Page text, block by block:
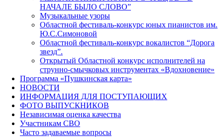
НАЧАЛЕ БЫЛО СЛОВО”
Музыкальные узоры
Областной фестиваль-конкурс юных пианистов им.
Ю.С.Симоновой
Областной фестиваль-конкурс вокалистов “Дорога
звезд”.
Открытый Областной конкурс исполнителей на
струнно-смычковых инструментах «Вдохновение»
Программа «Пушкинская карта»
НОВОСТИ
ИНФОРМАЦИЯ ДЛЯ ПОСТУПАЮЩИХ
ФОТО ВЫПУСКНИКОВ
Независимая оценка качества
Участникам СВО
Часто задаваемые вопросы